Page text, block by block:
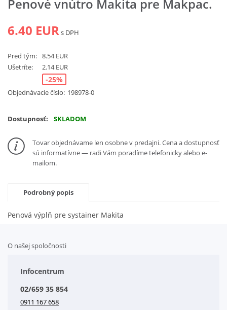
Penové vnútro Makita pre Makpac.
6.40 EURs DPH
Pred tým: 8.54 EUR
Ušetríte:
2.14 EUR
-25%
Objednávacie číslo: 198978-0
Dostupnosť: SKLADOM
Tovar objednávame len osobne v predajni. Cena a dostupnosť
sú informatívne — radi Vám poradíme telefonicky alebo e-
mailom.
Podrobný popis
Penová výplň pre systainer Makita
O našej spoločnosti
Obchodné podmienky
Kontakt
Letáky na stiahnutie
Infocentrum
02/659 35 854
0911 167 658